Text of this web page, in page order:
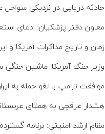
حادثه دریایی در نزدیکی سواحل
معاون دفتر پزشکیان: ادعای
است
زمان و تاریخ مذاکرات آمریکا و
وزیر جنگ آمریکا: ماشین جنگی
موافقت ترامپ با لغو حمله به
هشدار عراقچی به همتای
مقام ارشد امنیتی: برنامه